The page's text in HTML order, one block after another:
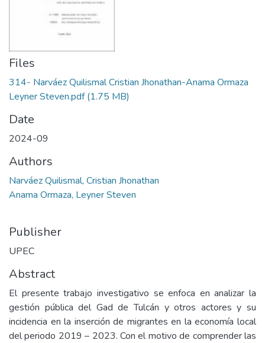
Files
314- Narváez Quilismal Cristian Jhonathan-Anama Ormaza
Leyner Steven.pdf(1.75 MB)
Date
2024-09
Authors
Narváez Quilismal, Cristian Jhonathan
Anama Ormaza, Leyner Steven
Publisher
UPEC
Abstract
El presente trabajo investigativo se enfoca en analizar la
gestión pública del Gad de Tulcán y otros actores y su
incidencia en la inserción de migrantes en la economía local
del periodo 2019 – 2023. Con el motivo de comprender las